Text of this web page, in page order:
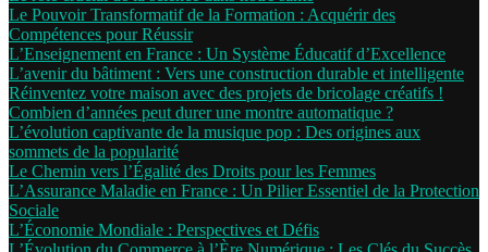
Le Pouvoir Transformatif de la Formation : Acquérir des
Compétences pour Réussir
L’Enseignement en France : Un Système Éducatif d’Excellence
L’avenir du bâtiment : Vers une construction durable et intelligente
Réinventez votre maison avec des projets de bricolage créatifs !
Combien d’années peut durer une montre automatique ?
L’évolution captivante de la musique pop : Des origines aux
sommets de la popularité
Le Chemin vers l’Égalité des Droits pour les Femmes
L’Assurance Maladie en France : Un Pilier Essentiel de la Protection
Sociale
L’Économie Mondiale : Perspectives et Défis